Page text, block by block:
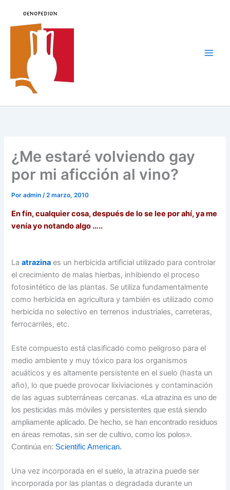
contenido
¿Me estaré volviendo gay
por mi aficción al vino?
Poradmin/2 marzo, 2010
En fín, cualquier cosa, después de lo se lee por ahí, ya me
venía yo notando algo …..
Laatrazina es un herbicida artificial utilizado para controlar
el crecimiento de malas hierbas, inhibiendo el proceso
fotosintético de las plantas. Se utiliza fundamentalmente
como herbicida en agricultura y también es utilizado como
herbicida no selectivo en terrenos industriales, carreteras,
ferrocarriles, etc.
Este compuesto está clasificado como peligroso para el
medio ambiente y muy tóxico para los organismos
acuáticos y es altamente persistente en el suelo (hasta un
año), lo que puede provocar lixiviaciones y contaminación
de las aguas subterráneas cercanas. «La atrazina es uno de
los pesticidas más móviles y persistentes que está siendo
ampliamente aplicado. De hecho, se han encontrado residuos
en áreas remotas, sin ser de cultivo, como los polos».
Continúa en: Scientific American.
Una vez incorporada en el suelo, la atrazina puede ser
incorporada por las plantas o degradada durante un